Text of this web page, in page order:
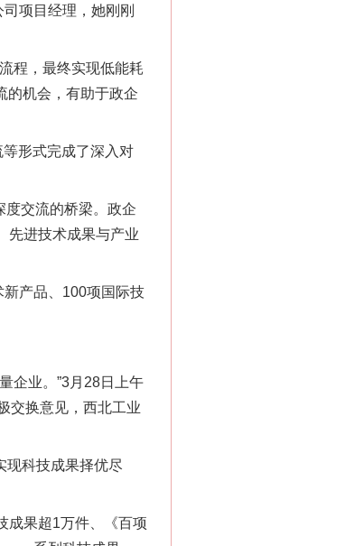
项目经理，她刚刚
程，最终实现低能耗
的机会，有助于政企
形式完成了深入对
交流的桥梁。政企
先进技术成果与产业
产品、100项国际技
企业。”3月28日上午
交换意见，西北工业
现科技成果择优尽
果超1万件、《百项